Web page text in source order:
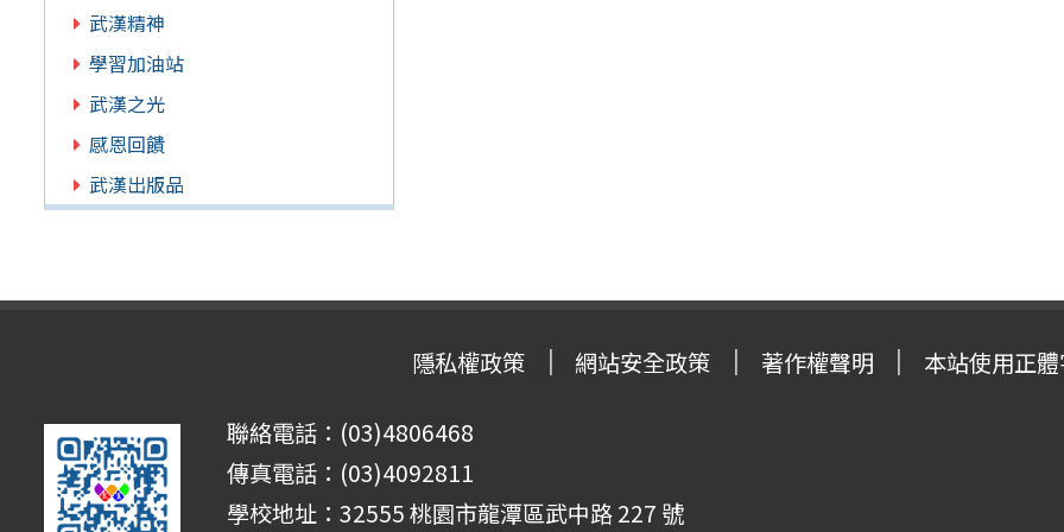
武漢精神
學習加油站
武漢之光
感恩回饋
武漢出版品
隱私權政策 網站安全政策 著作權聲明 本站使用正
聯絡電話：(03)4806468
傳真電話：(03)4092811
學校地址：32555 桃園市龍潭區武中路 227 號